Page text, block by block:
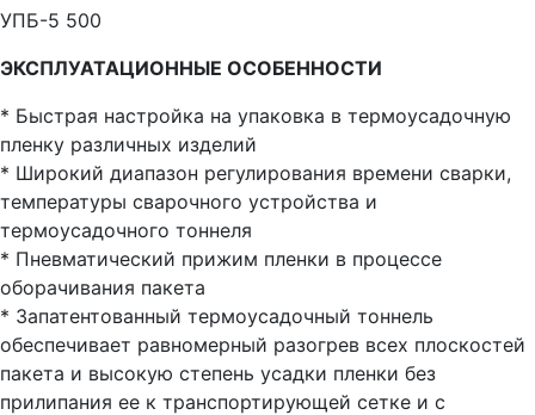
УПБ-5 500
ЭКСПЛУАТАЦИОННЫЕ ОСОБЕННОСТИ
* Быстрая настройка на упаковка в термоусадочную
пленку различных изделий
* Широкий диапазон регулирования времени сварки,
температуры сварочного устройства и
термоусадочного тоннеля
* Пневматический прижим пленки в процессе
оборачивания пакета
* Запатентованный термоусадочный тоннель
обеспечивает равномерный разогрев всех плоскостей
пакета и высокую степень усадки пленки без
прилипания ее к транспортирующей сетке и с